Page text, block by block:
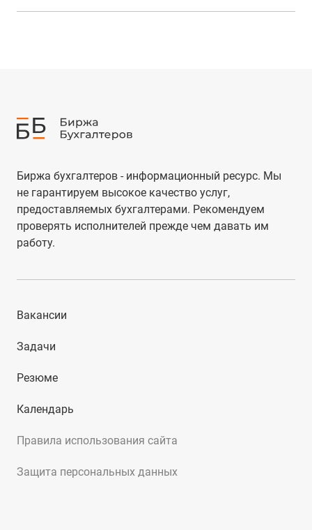
Биржа бухгалтеров - информационный ресурс. Мы
не гарантируем высокое качество услуг,
предоставляемых бухгалтерами. Рекомендуем
проверять исполнителей прежде чем давать им
работу.
Правила использования сайта
Защита персональных данных
Вакансии
Задачи
Резюме
Календарь